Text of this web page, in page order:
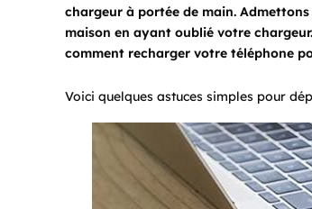
chargeur à portée de main.
maison en ayant oublié votre
comment recharger votre téléphone
Voici quelques astuces simples pour